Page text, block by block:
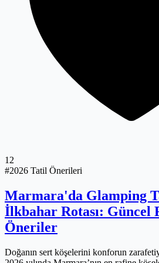
12
#2026 Tatil Önerileri
Marmara'da Glamping
İlkbahar Rotası: Güncel
Öneriler
Doğanın sert köşelerini konforun